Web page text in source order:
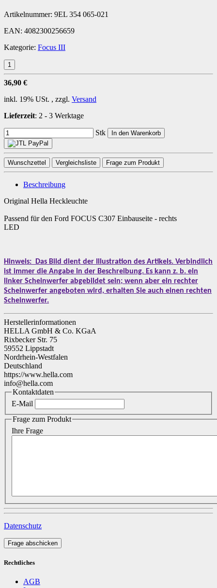
Artikelnummer: 9EL 354 065-021
EAN: 4082300256659
Kategorie: Focus III
36,90 €
inkl. 19% USt. , zzgl. Versand
Lieferzeit: 2 - 3 Werktage
Stk In den Warenkorb
Wunschzettel Vergleichsliste Frage zum Produkt
Beschreibung
Original Hella Heckleuchte
Passend für den Ford FOCUS C307 Einbauseite - rechts
LED
Hinweis:
Das Bild dient der Illustration des Artikels. Verbindlich
ist immer die Angabe in der Beschreibung. Es kann z. b. ein
linker Scheinwerfer abgebildet sein; wenn aber ein rechter
Scheinwerfer angeboten wird, erhalten Sie auch einen rechten
Scheinwerfer.
Herstellerinformationen
HELLA GmbH & Co. KGaA
Rixbecker Str. 75
59552 Lippstadt
Nordrhein-Westfalen
Deutschland
https://www.hella.com
info@hella.com
Kontaktdaten
E-Mail
Frage zum Produkt
Ihre Frage
Datenschutz
Frage abschicken
Rechtliches
AGB